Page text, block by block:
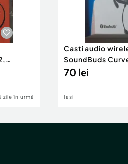
zile în urmă
Casti audio
SoundBuds
waterproof,
70 lei
Iasi